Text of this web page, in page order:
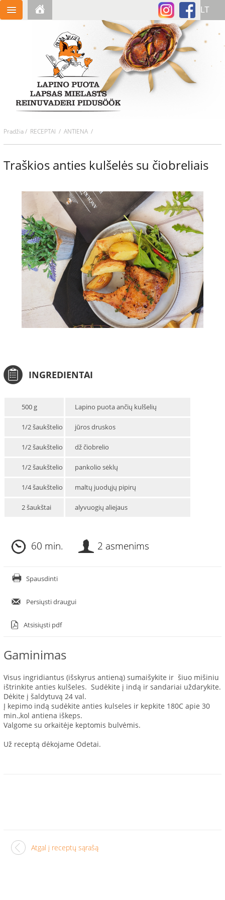
Pradžia/ RECEPTAI / ANTIENA /
Traškios anties kulšelės su čiobreliais
INGREDIENTAI
500 g Lapino puota ančių kulšelių
1/2 šaukštelio jūros druskos
1/2 šaukštelio dž čiobrelio
1/2 šaukštelio pankolio sėklų
1/4 šaukštelio maltų juodųjų pipirų
2 šaukštai alyvuogių aliejaus
60 min. 2 asmenims
Spausdinti
Persiųsti draugui
Atsisiųsti pdf
Gaminimas
Visus ingridiantus (išskyrus antieną) sumaišykite ir šiuo mišiniu
ištrinkite anties kulšeles. Sudėkite į indą ir sandariai uždarykite.
Dėkite į šaldytuvą 24 val.
Į kepimo indą sudėkite anties kulseles ir kepkite 180C apie 30
min.,kol antiena iškeps.
Valgome su orkaitėje keptomis bulvėmis.
Už receptą dėkojame Odetai.
Atgal į receptų sąrašą